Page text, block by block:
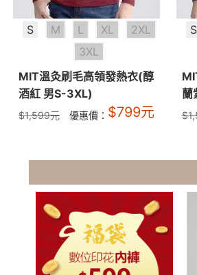
S M L XL
2XL
3XL
MIT溫灸刷毛高領發熱衣(醇
酒紅 男S-3XL)
$1,599元 優惠價： $799元
S
蘭
$